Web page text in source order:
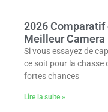
2026 Comparatif
Meilleur Camera
Si vous essayez de
ce soit pour la chasse
fortes chances
Lire la suite »